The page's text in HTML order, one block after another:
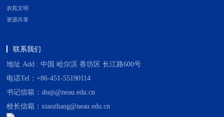
农苑文明
资源共享
联系我们
地址 Add : 中国 哈尔滨 香坊区 长江路600号
电话Tel：+86-451-55190114
书记信箱：shuji@neau.edu.cn
校长信箱：xiaozhang@neau.edu.cn